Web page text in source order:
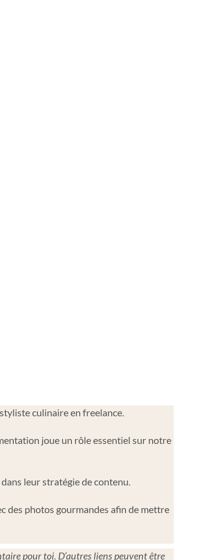
culinaire en freelance.
joue un rôle essentiel sur notre
leur stratégie de contenu.
des photos gourmandes afin de mettre
pour toi. D’autres liens peuvent être